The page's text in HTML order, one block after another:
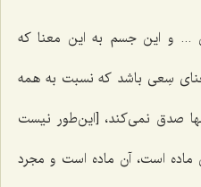
... و این جسم به این معنا كه
سِعی باشد كه نسبت به همه
صدق نمى‌كند، [این‌طور نیست
ماده است، آن ماده است و مجرد